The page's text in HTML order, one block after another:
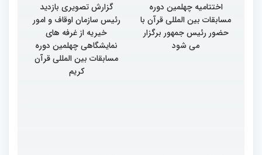
اختتامیه چهلمین دوره
مسابقات بین المللی قرآن با
حضور رئیس جمهور برگزار
می شود
گزارش تصویری بازدید
رئیس سازمان اوقاف و امور
خیریه از غرفه های
نمایشگاهی چهلمین دوره
مسابقات بین المللی قرآن
کریم